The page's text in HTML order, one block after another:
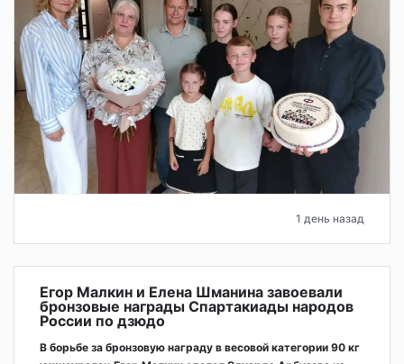
1 день назад
Егор Малкин и Елена Шманина завоевали
бронзовые награды Спартакиады народов
России по дзюдо
В борьбе за бронзовую награду в весовой категории 90 кг